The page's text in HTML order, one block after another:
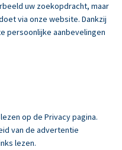
uw zoekopdracht, maar
via onze website. Dankzij
persoonlijke aanbevelingen
op de Privacy pagina.
van de advertentie
lezen.